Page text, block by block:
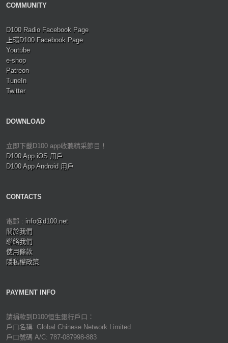
COMMUNITY
D100 Radio Facebook Page
上環D100 Facebook Page
Youtube
e-shop
Patreon
TuneIn
Twitter
DOWNLOAD
立即下載D100 app收聽精采節目！
D100 App iOS 用戶
D100 App Android 用戶
CONTACTS
電郵 : info@d100.net
關於我們
聯絡我們
使用條款
隱私權政策
PAYMENT INFO
請捐款到D100恒生銀行戶口：
戶口名稱: Global Chinese Network Limited
戶口號碼 A/C: 787-087998-883